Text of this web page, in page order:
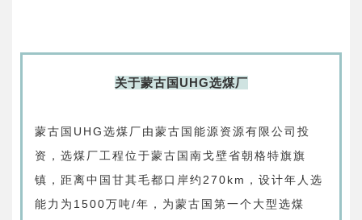
关于蒙古国UHG选煤厂
蒙古国 UHG选煤厂由蒙古国能源资源有限公司投
资，选煤厂工程位于蒙古国南戈壁省朝格特旗旗
镇 ，距离中国甘其毛都口岸约 270km ，设计年人选
能力为 1500万吨/年， 为蒙古国第一个大型选煤